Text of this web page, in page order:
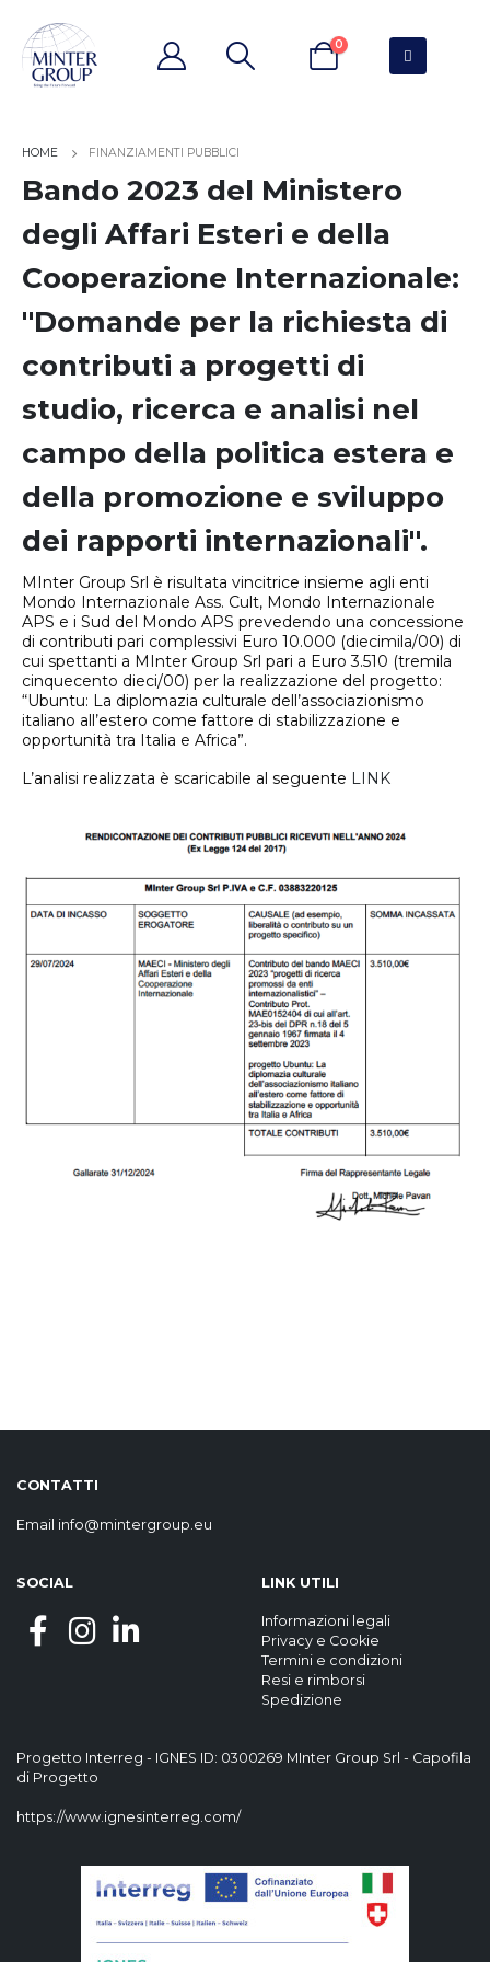
0
FINANZIAMENTI PUBBLICI
Bando 2023 del Ministero
degli Affari Esteri e della
Cooperazione Internazionale:
"Domande per la richiesta di
contributi a progetti di
studio, ricerca e analisi nel
campo della politica estera e
della promozione e sviluppo
dei rapporti internazionali".
MInter Group Srl è risultata vincitrice insieme agli enti
Mondo Internazionale Ass. Cult, Mondo Internazionale
APS e i Sud del Mondo APS prevedendo una concessione
di contributi pari complessivi Euro 10.000 (diecimila/00) di
cui spettanti a MInter Group Srl pari a Euro 3.510 (tremila
cinquecento dieci/00) per la realizzazione del progetto:
“Ubuntu: La diplomazia culturale dell’associazionismo
italiano all’estero come fattore di stabilizzazione e
opportunità tra Italia e Africa”.
L’analisi realizzata è scaricabile al seguente LINK
CONTATTI
Email info@mintergroup.eu
Progetto Interreg - IGNES ID: 0300269 MInter Group Srl - Capofila
di Progetto
https://www.ignesinterreg.com/
SOCIAL LINK UTILI
Informazioni legali
Privacy e Cookie
Termini e condizioni
Resi e rimborsi
Spedizione